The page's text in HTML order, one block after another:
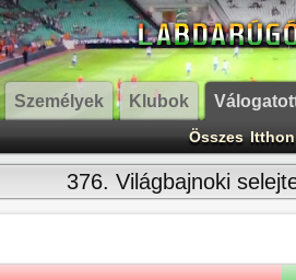
Személyek Klubok
Összes Itthon
376. Világbajnoki